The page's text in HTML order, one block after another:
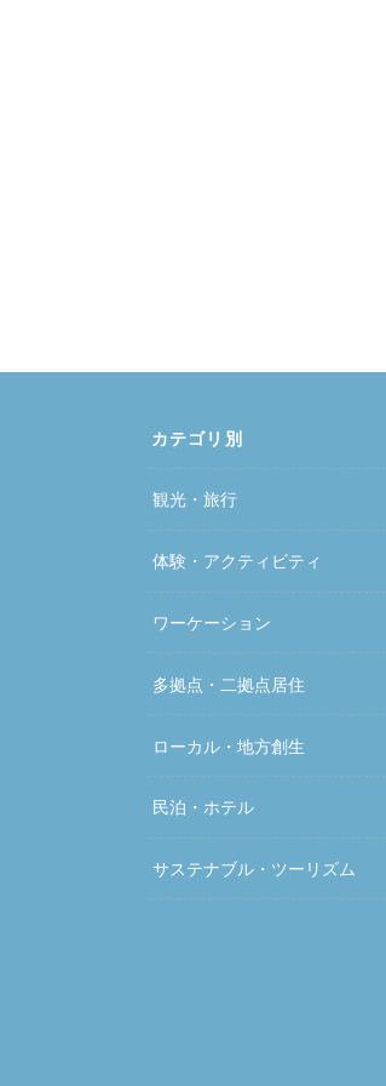
カテゴリ別
観光・旅行
体験・アクティビティ
ワーケーション
多拠点・二拠点居住
ローカル・地方創生
民泊・ホテル
サステナブル・ツーリズム